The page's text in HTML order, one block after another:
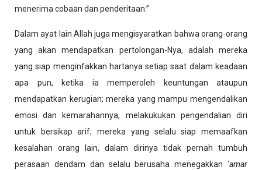
menerima cobaan dan penderitaan.”
Dalam ayat lain Allah juga mengisyaratkan bahwa orang-orang
yang akan mendapatkan pertolongan-Nya, adalah mereka
yang siap menginfakkan hartanya setiap saat dalam keadaan
apa pun, ketika ia memperoleh keuntungan ataupun
mendapatkan kerugian; mereka yang mampu mengendalikan
emosi dan kemarahannya, melakukukan pengendalian diri
untuk bersikap arif; mereka yang selalu siap memaafkan
kesalahan orang lain, dalam dirinya tidak pernah tumbuh
perasaan dendam dan selalu berusaha menegakkan ‘amar